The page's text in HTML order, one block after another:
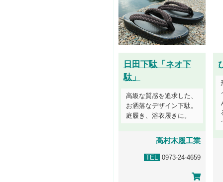
日田下駄「ネオ下
駄」
高級な質感を追求した、
お洒落なデザイン下駄。
庭履き、浴衣履きに。
高村木履工業
TEL 0973-24-4659